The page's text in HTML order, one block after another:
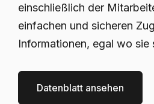
einschließlich der
einfachen und sicheren
Informationen, egal wo sie
Datenblatt ansehen